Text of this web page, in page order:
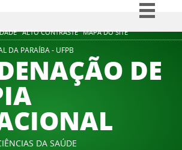
ALTO CONTRASTE MAPA DO SITE
Simplifique!
Participe
Acesso à informação
Canais
DA PARAÍBA - UFPB
DE
DA SAÚDE